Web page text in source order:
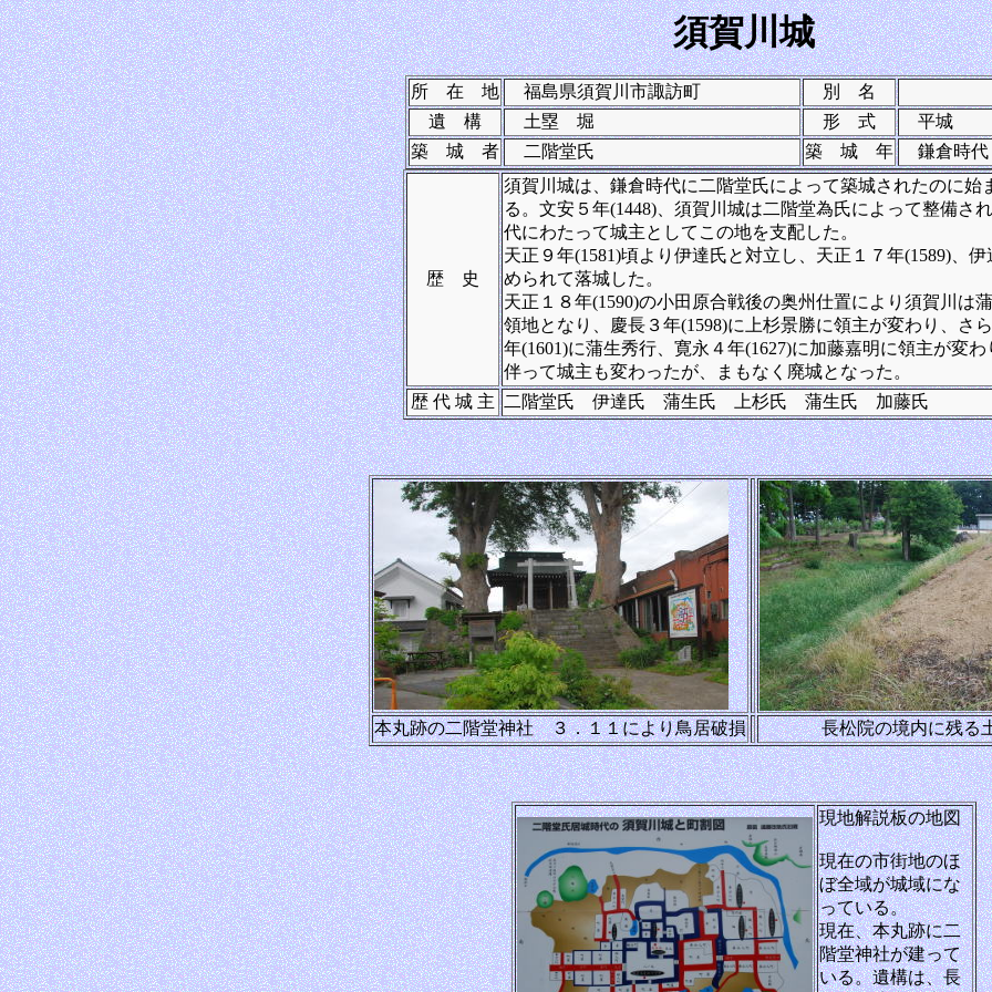
須賀川城
所 在 地 福島県須賀川市諏訪町
別 名
遺 構
土塁 堀 形 式
平城
築 城 者
二階堂氏 築 城 年 鎌倉時代
歴 史
須賀川城は、鎌倉時代に二階堂氏によって築城されたのに始
る。文安５年(1448)、須賀川城は二階堂為氏によって整備さ
代にわたって城主としてこの地を支配した。
天正９年(1581)頃より伊達氏と対立し、天正１７年(1589)、
められて落城した。
天正１８年(1590)の小田原合戦後の奥州仕置により須賀川は
領地となり、慶長３年(1598)に上杉景勝に領主が変わり、さ
年(1601)に蒲生秀行、寛永４年(1627)に加藤嘉明に領主が変
伴って城主も変わったが、まもなく廃城となった。
歴 代 城 主
二階堂氏 伊達氏 蒲生氏 上杉氏 蒲生氏 加藤氏
本丸跡の二階堂神社 ３．１１により鳥居破損 長松院の境内に残る
現地解説板の地図
現在の市街地のほ
ぼ全域が城域にな
っている。
現在、本丸跡に二
階堂神社が建って
いる。遺構は、長